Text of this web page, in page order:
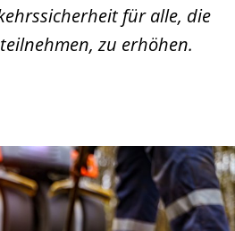
für alle, die
zu erhöhen.